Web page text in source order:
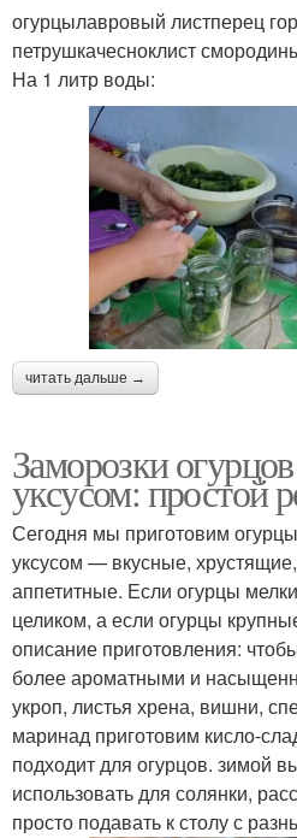
огурцылавровый листперец
петрушкачесноклист
На 1 литр воды:
читать дальше →
Заморозки
уксусом: простой
Сегодня мы приготовим
уксусом — вкусные,
аппетитные. Если огурцы
целиком, а если огурцы
описание приготовления:
более ароматными и
укроп, листья хрена, вишни,
маринад приготовим кисло-
подходит для огурцов. зимой
использовать для солянки,
просто подавать к столу с